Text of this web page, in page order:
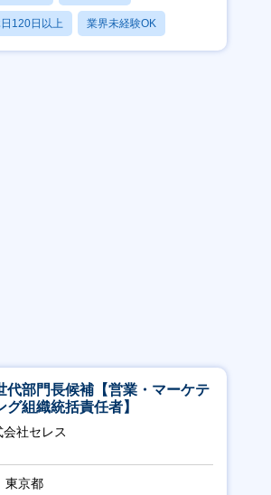
120日以上 業界未経験OK
・育休あり
代部門長候補【営業・マーケテ
グ組織統括責任者】
会社セレス
東京都